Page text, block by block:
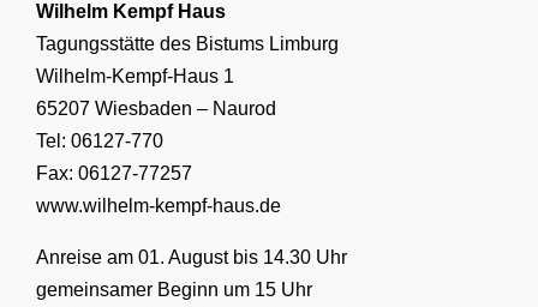
Wilhelm Kempf Haus
Tagungsstätte des Bistums Limburg
Wilhelm-Kempf-Haus 1
65207 Wiesbaden – Naurod
Tel: 06127-770
Fax: 06127-77257
www.wilhelm-kempf-haus.de
Anreise am 01. August bis 14.30 Uhr
gemeinsamer Beginn um 15 Uhr